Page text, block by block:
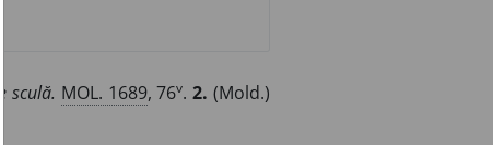
sculă. MOL. 1689, 76v.2. (Mold.)